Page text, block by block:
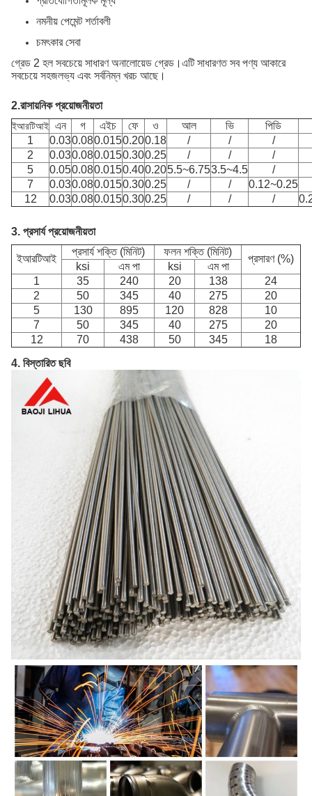
নমনীয় পেমেন্ট শর্তাবলী
চমৎকার সেবা
গ্রেড 2 হল সবচেয়ে সাধারণ অনালোয়েড গ্রেড।এটি সাধারণত সব পণ্য আকারে
সবচেয়ে সহজলভ্য এবং সর্বনিম্ন খরচ আছে।
2.রাসায়নিক প্রয়োজনীয়তা
ইআরটিআই এন গ এইচ ফে ও আল ভি
পিডি
1
0.030.080.0150.200.18 / /
/
2
0.030.080.0150.300.25 / /
/
5
0.050.080.0150.400.205.5~6.753.5~4.5
/
7
0.030.080.0150.300.25 / /
0.12~0.25
12
0.030.080.0150.300.25 / / /
3. প্রসার্য প্রয়োজনীয়তা
ইআরটিআই
প্রসার্য শক্তি (মিনিট) ফলন শক্তি (মিনিট)
প্রসারণ (%)
ksi এম পা ksi
এম পা
1
35 240 20 138
24
2
50 345 40 275
20
5
130 895 120 828
10
7
50 345 40 275
20
12
70 438 50 345
18
4. বিস্তারিত ছবি